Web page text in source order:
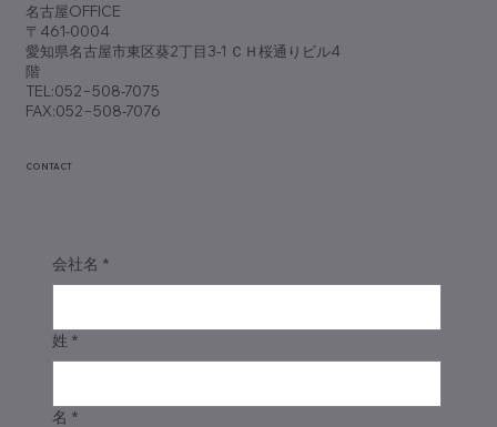
​名古屋OFFICE
〒461-0004
愛知県名古屋市東区葵2丁目3-1 ＣＨ桜通りビル4
階
TEL:052−508-7075
FAX:052−508-7076
会社名 *
姓 *
名 *
CONTACT